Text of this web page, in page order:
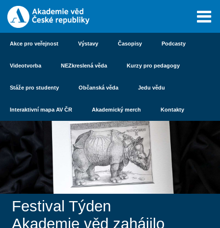
Akce pro veřejnost Výstavy Časopisy Podcasty
Videotvorba NEZkreslená věda Kurzy pro pedagogy
Stáže pro studenty Občanská věda Jedu vědu
Interaktivní mapa AV ČR Akademický merch Kontakty
Festival Týden
Akademie věd zahájilo